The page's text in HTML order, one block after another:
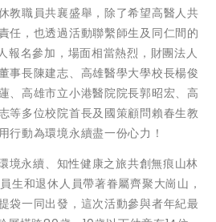
教職員共襄盛舉，除了希望高醫人共
任，也透過活動聯繫師生及同仁間的
報名參加，場面相當熱烈，財團法人
事長陳建志、高雄醫學大學校長楊俊
、高雄市立小港醫院院長郭昭宏、高
等多位校院首長及國策顧問賴春生教
行動為環境永續盡一份心力！
境永續、知性健康之旅共創無痕山林
生和退休人員帶著眷屬齊聚大崗山，
袋一同出發，這次活動參與者年紀最